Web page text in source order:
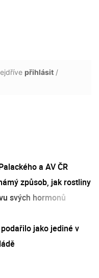
přihlásit /
a AV ČR
způsob, jak rostliny
svých hormonů
jako jediné v